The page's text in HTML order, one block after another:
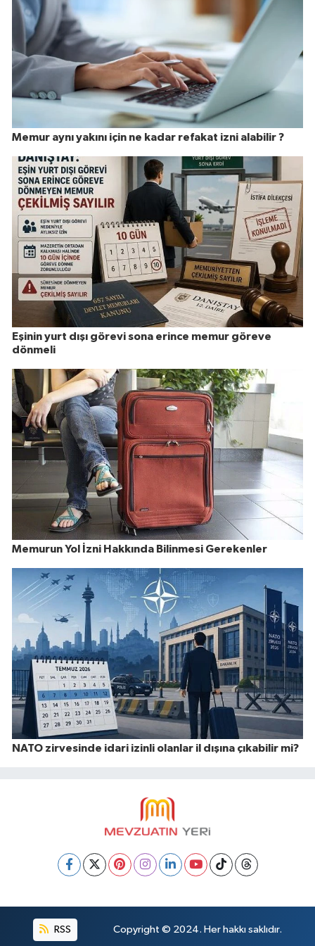
Memur aynı yakını için ne kadar refakat izni alabilir ?
Eşinin yurt dışı görevi sona erince memur göreve
dönmeli
Memurun Yol İzni Hakkında Bilinmesi Gerekenler
NATO zirvesinde idari izinli olanlar il dışına çıkabilir mi?
RSS Copyright © 2024. Her hakkı saklıdır.